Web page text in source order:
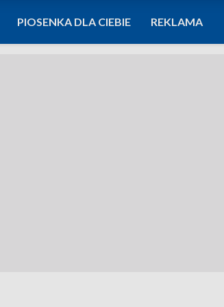
PIOSENKA DLA CIEBIE REKLAMA